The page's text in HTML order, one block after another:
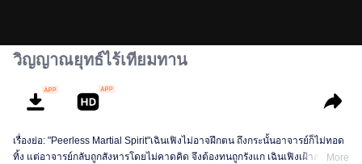
วิญญาณยุทธ์ไร้เทียมทาน
เรื่องย่อ: "Peerless Martial Spirit"เฉินเฟิงไม่อาจฝึกตน ถึงกระนั้นอาจารย์ก็ไม่ทอด
ทิ้ง แต่อาจารย์กลับถูกสังหารโดยไม่คาดคิด จึงต้องทนถูกรังแก เฉินเฟิงเฝ้าสุสานอยู่
More